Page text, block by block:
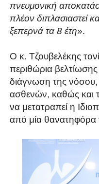
πνευμονική
πλέον διπλασιαστεί
ξεπερνά τα 8 έτη».
Ο κ. Τζουβελέκης
περιθώρια
διάγνωση της
ασθενών, καθώς και
να μετατραπεί η
από μία θανατηφόρα